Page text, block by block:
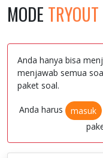
MODE TRYOUT
Anda hanya bisa
menjawab semua
paket soal.
Anda harus masuk